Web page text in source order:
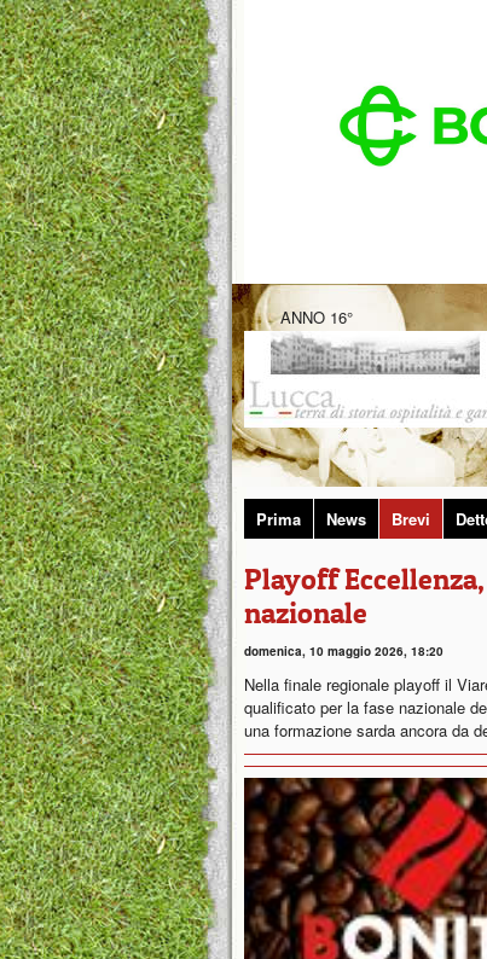
ANNO 16°
Prima News Brevi
Playoff
nazionale
domenica, 10 maggio 2026, 18:20
Nella finale regionale playoff il
qualificato per la fase nazionale
una formazione sarda ancora da